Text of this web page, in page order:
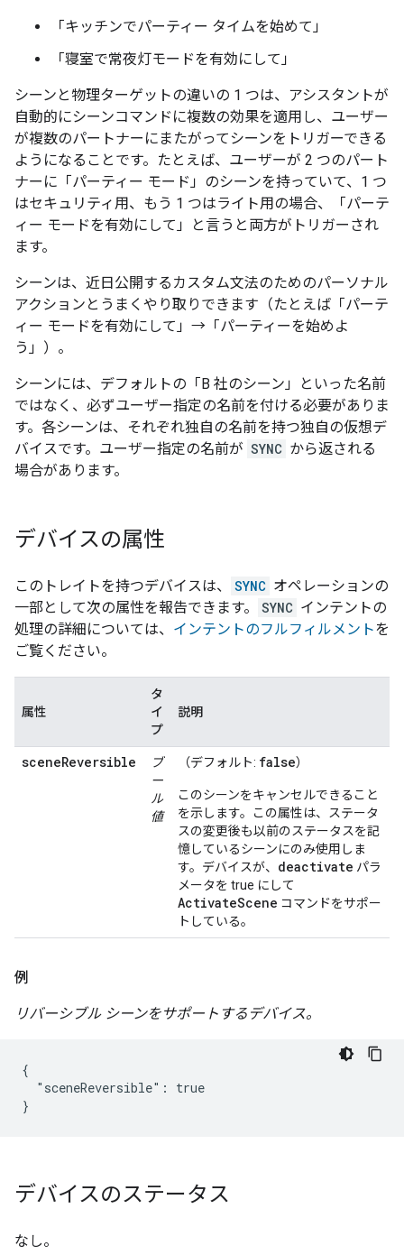
「キッチンでパーティー タイムを始めて」
「寝室で常夜灯モードを有効にして」
シーンと物理ターゲットの違いの 1 つは、アシスタントが
自動的にシーンコマンドに複数の効果を適用し、ユーザー
が複数のパートナーにまたがってシーンをトリガーできる
ようになることです。たとえば、ユーザーが 2 つのパート
ナーに「パーティー モード」のシーンを持っていて、1 つ
はセキュリティ用、もう 1 つはライト用の場合、「パーテ
ィー モードを有効にして」
と言うと両方がトリガーされ
ます。
シーンは、近日公開するカスタム文法のためのパーソナル
アクションとうまくやり取りできます（たとえば「パーテ
ィー モードを有効にして」 →「パーティーを始めよ
う」 ）。
シーンには、デフォルトの「B 社のシーン」といった名前
ではなく、必ずユーザー指定の名前を付ける必要がありま
す。各シーンは、それぞれ独自の名前を持つ独自の仮想デ
バイスです。ユーザー指定の名前が SYNC から返される
場合があります。
デバイスの属性
このトレイトを持つデバイスは、 SYNC オペレーションの
一部として次の属性を報告できます。
SYNC インテントの
処理の詳細については、 インテントのフルフィルメントを
ご覧ください。
属性
タ
イ
プ
説明
sceneReversible
ブ
ー
ル
値
（デフォルト: false）
このシーンをキャンセルできること
を示します。この属性は、ステータ
スの変更後も以前のステータスを記
憶しているシーンにのみ使用しま
す。デバイスが、 deactivate パラ
メータを true にして
ActivateScene コマンドをサポー
トしている。
例
リバーシブル シーンをサポートするデバイス。
{
  "sceneReversible": true
}
デバイスのステータス
なし。